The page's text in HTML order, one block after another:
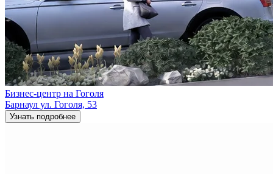
Бизнес-центр на Гоголя
Барнаул ул. Гоголя, 53
Узнать подробнее